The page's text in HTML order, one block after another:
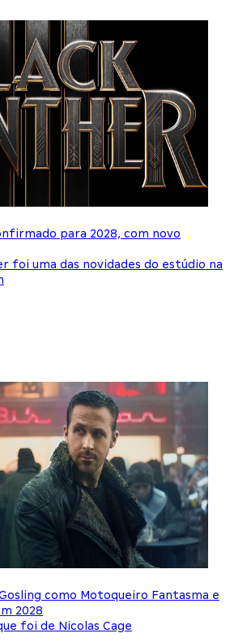
para 2028, com novo
foi uma das novidades do estúdio na
como Motoqueiro Fantasma e
2028
foi de Nicolas Cage